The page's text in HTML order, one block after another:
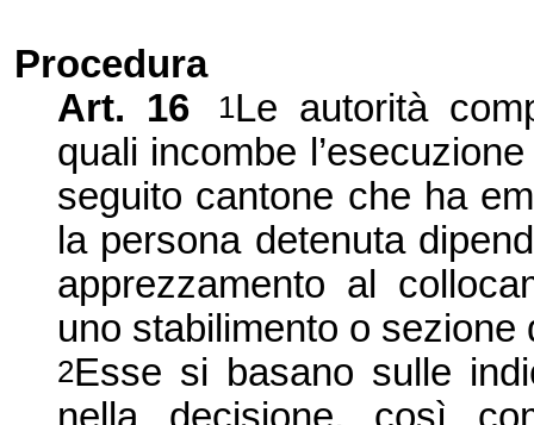
Procedura
Art. 16 1Le autorità
quali incombe
seguito cantone che ha
la persona detenuta
apprezzamento al
uno stabilimento o
2Esse si basano sulle